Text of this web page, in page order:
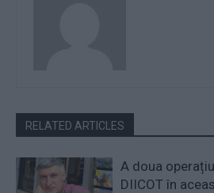
RELATED ARTICLES
A doua
DIICOT în